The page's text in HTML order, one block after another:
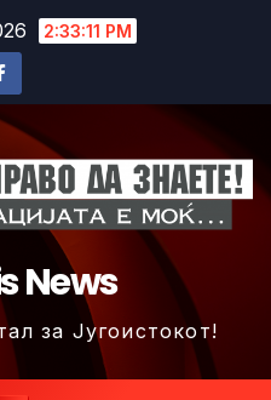
2:33:14 PM
News
за Југоистокот!